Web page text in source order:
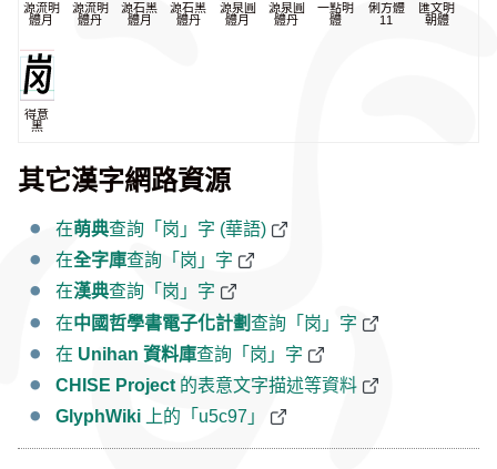
源流明
體月
源流明
體丹
源石黑
體月
源石黑
體丹
源泉圓
體月
源泉圓
體丹
一點明
體
俐方體
11
匯文明
朝體
得意
黑
其它漢字網路資源
在萌典查詢「岗」字 (華語)
在全字庫查詢「岗」字
在漢典查詢「岗」字
在中國哲學書電子化計劃查詢「岗」字
在 Unihan 資料庫查詢「岗」字
CHISE Project 的表意文字描述等資料
GlyphWiki 上的「u5c97」